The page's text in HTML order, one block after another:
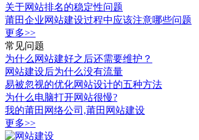
关于网站排名的稳定性问题
莆田企业网站建设过程中应该注意哪些问题
更多>>
常见问题
为什么网站建好之后还需要维护？
网站建设后为什么没有流量
易被忽视的优化网站设计的五种方法
为什么电脑打开网站很慢?
我的莆田网络公司,莆田网站建设
更多>>